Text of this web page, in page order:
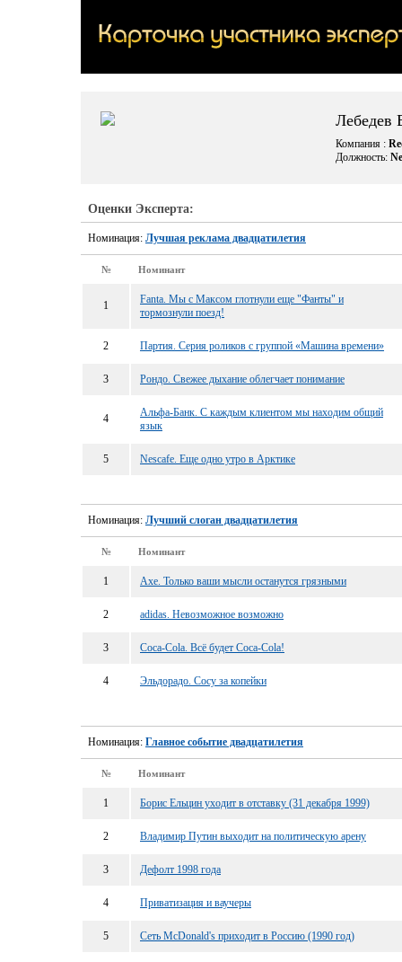
Лебедев
Компания :
Должность:
Оценки Эксперта:
Номинация: Лучшая реклама двадцатилетия
№ Номинант
1
Fanta. Мы с Максом глотнули еще "Фанты" и
тормознули поезд!
2 Партия. Серия роликов с группой «Машина времени»
3 Рондо. Свежее дыхание облегчает понимание
4
Альфа-Банк. С каждым клиентом мы находим общий
язык
5 Nescafe. Еще одно утро в Арктике
Номинация: Лучший слоган двадцатилетия
№ Номинант
1 Axe. Только ваши мысли останутся грязными
2 adidas. Невозможное возможно
3 Coca-Cola. Всё будет Coca-Cola!
4 Эльдорадо. Сосу за копейки
Номинация: Главное событие двадцатилетия
№ Номинант
1 Борис Ельцин уходит в отставку (31 декабря 1999)
2 Владимир Путин выходит на политическую арену
3 Дефолт 1998 года
4 Приватизация и ваучеры
5 Сеть McDonald's приходит в Россию (1990 год)